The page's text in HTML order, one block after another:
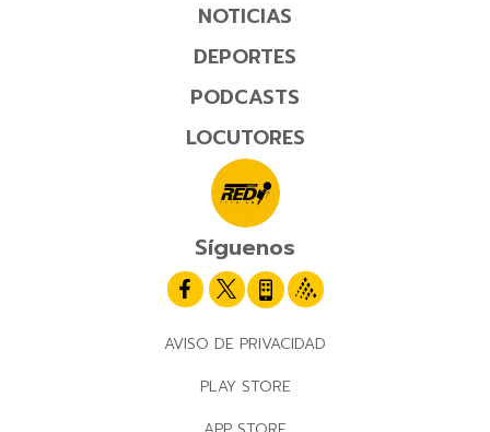
NOTICIAS
DEPORTES
PODCASTS
LOCUTORES
Síguenos
AVISO DE PRIVACIDAD
PLAY STORE